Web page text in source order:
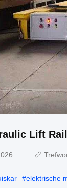
Lift
#elektrische